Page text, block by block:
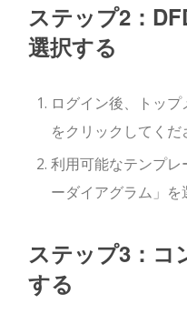
ステップ2：
選択する
ログイン後、トッ
をクリックしてくだ
利用可能なテンプレ
ーダイアグラム」を
ステップ3：コ
する